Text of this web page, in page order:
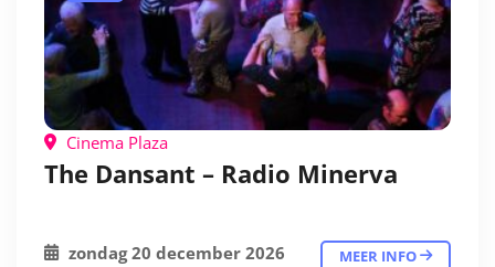
Cinema Plaza
The Dansant – Radio Minerva
zondag 20 december 2026 MEER INFO